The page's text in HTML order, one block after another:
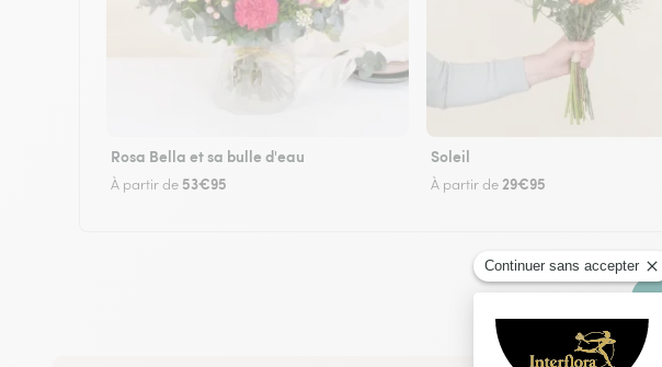
Rosa Bella et sa bulle d'eau
À partir de 53€95
Soleil
À partir de 29€95